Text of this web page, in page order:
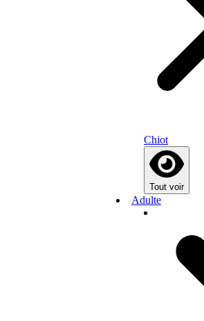
Chiot
Tout voir
Adulte